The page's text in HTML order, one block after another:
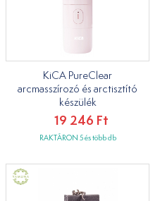
KiCA PureClear
arcmasszírozó és arctisztító
készülék
19 246 Ft
RAKTÁRON 5 és több db